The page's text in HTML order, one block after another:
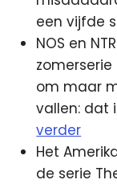
een vijfde
NOS en
zomerserie
om maar
vallen: dat
verder
Het
de serie